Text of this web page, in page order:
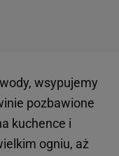
wsypujemy
pozbawione
kuchence i
ogniu, aż